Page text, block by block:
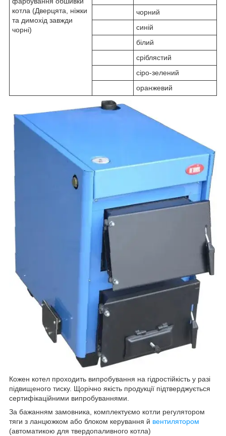
котла (Дверцята, ніжки
та димохід завжди
чорні)
чорний
синій
білий
сріблястий
сіро-зелений
оранжевий
Кожен котел проходить випробування на гідростійкість у разі
підвищеного тиску. Щорічно якість продукції підтверджується
сертифікаційними випробуваннями.
За бажанням замовника, комплектуємо котли регулятором
тяги з ланцюжком або блоком керування й вентилятором
(автоматикою для твердопаливного котла)